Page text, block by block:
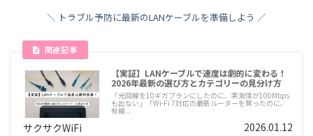
＼ トラブル予防に最新のLANケーブルを準備しよう ／
【実証】LANケーブルで速度は劇的に変わる！
2026年最新の選び方とカテゴリーの見分け方
「光回線を10ギガプランにしたのに、実測値が100Mbps
も出ない」「Wi-Fi 7対応の最新ルーターを買ったのに、
有線...
サクサクWiFi 2026.01.12